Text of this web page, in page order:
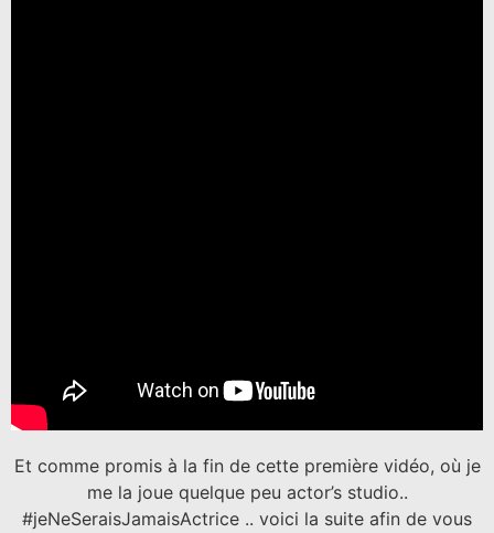
Et comme promis à la fin de cette première vidéo, où je
me la joue quelque peu actor’s studio..
#jeNeSeraisJamaisActrice .. voici la suite afin de vous